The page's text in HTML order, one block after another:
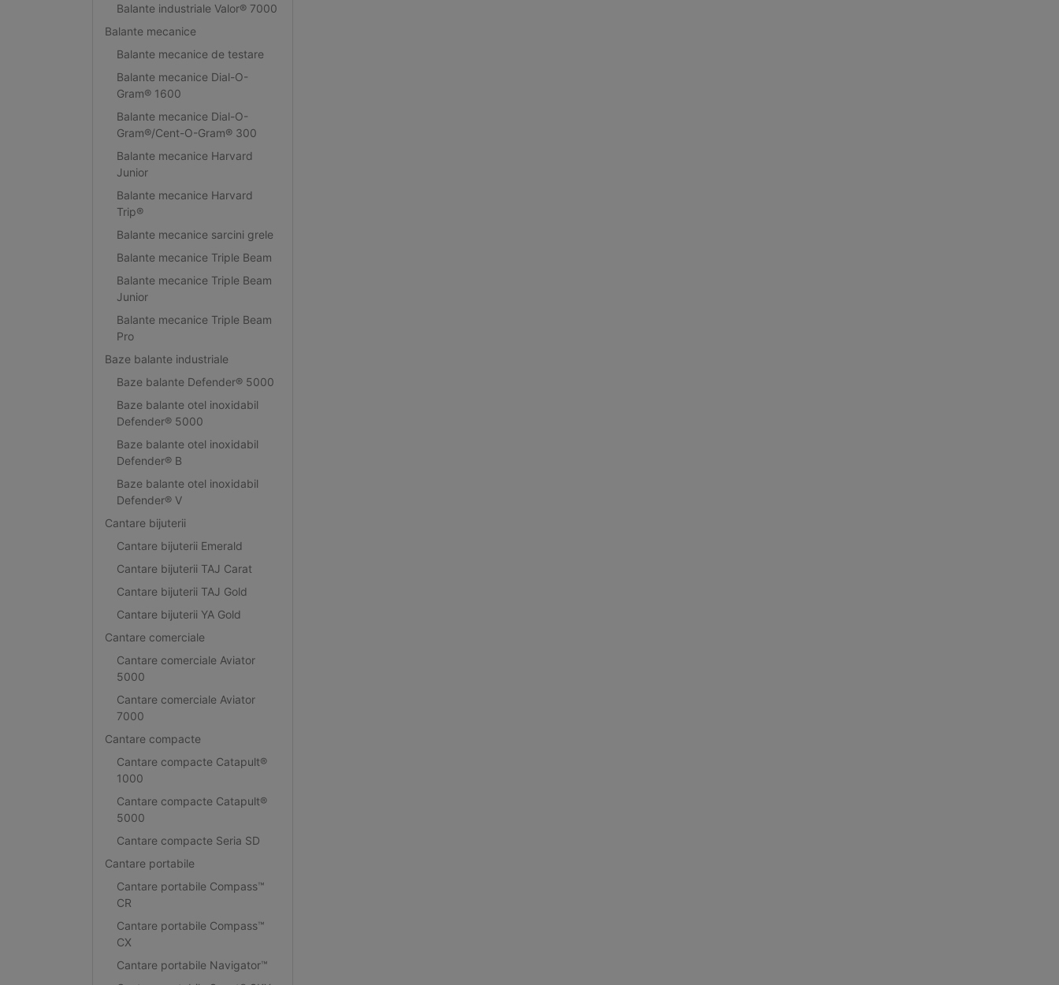
Balante industriale Valor® 7000
Balante mecanice
Balante mecanice de testare
Balante mecanice Dial-O-
Gram® 1600
Balante mecanice Dial-O-
Gram®/Cent-O-Gram® 300
Balante mecanice Harvard
Junior
Balante mecanice Harvard
Trip®
Balante mecanice sarcini grele
Balante mecanice Triple Beam
Balante mecanice Triple Beam
Junior
Balante mecanice Triple Beam
Pro
Baze balante industriale
Baze balante Defender® 5000
Baze balante otel inoxidabil
Defender® 5000
Baze balante otel inoxidabil
Defender® B
Baze balante otel inoxidabil
Defender® V
Cantare bijuterii
Cantare bijuterii Emerald
Cantare bijuterii TAJ Carat
Cantare bijuterii TAJ Gold
Cantare bijuterii YA Gold
Cantare comerciale
Cantare comerciale Aviator
5000
Cantare comerciale Aviator
7000
Cantare compacte
Cantare compacte Catapult®
1000
Cantare compacte Catapult®
5000
Cantare compacte Seria SD
Cantare portabile
Cantare portabile Compass™
CR
Cantare portabile Compass™
CX
Cantare portabile Navigator™